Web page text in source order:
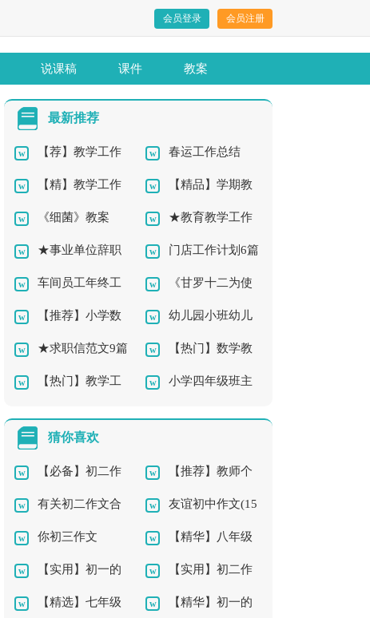
会员登录 会员注册
说课稿 课件 教案
最新推荐
【荐】教学工作
总结10篇
春运工作总结
【精】教学工作
总结12篇
【精品】学期教
师工作总结4篇
《细菌》教案 ★教育教学工作
总结11篇
★事业单位辞职
报告10篇
门店工作计划6篇
车间员工年终工
作总结7篇
《甘罗十二为使
臣》教案
【推荐】小学数
学教学工作总结
幼儿园小班幼儿
教学总结4篇
★求职信范文9篇 【热门】数学教
师教学总结汇编7篇
【热门】教学工 小学四年级班主
猜你喜欢
【必备】初二作
文3篇
【推荐】教师个
人工作计划11篇
有关初二作文合
集10篇
友谊初中作文(15
篇)
你初三作文 【精华】八年级
作文10篇
【实用】初一的
生活作文300字汇编9
【实用】初二作
文8篇
【精选】七年级 【精华】初一的